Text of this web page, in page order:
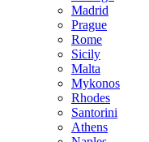
Madrid
Prague
Rome
Sicily
Malta
Mykonos
Rhodes
Santorini
Athens